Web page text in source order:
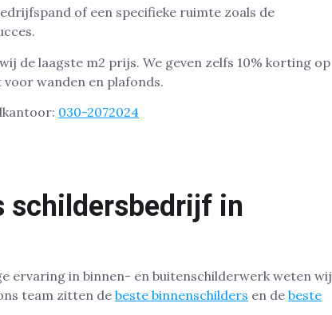
of een specifieke ruimte zoals de
de laagste m2 prijs. We geven zelfs 10% korting op
wanden en plafonds.
030-2072024
schildersbedrijf in
ervaring in binnen- en buitenschilderwerk weten wij
team zitten de beste binnenschilders en de beste